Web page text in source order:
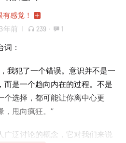
有感觉！
年前 239 · 1
词：
我犯了一个错误。意识并不是一
而是一个趋向内在的过程。不是
个选择，都可能让你离中心更
，甩向疯狂。”
广泛讨论的概念，它对我们来说